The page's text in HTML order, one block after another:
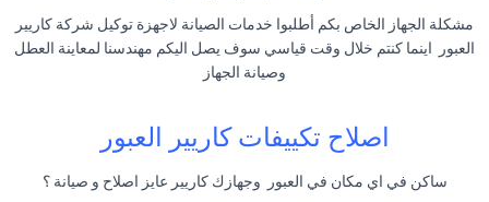
مشكلة الجهاز الخاص بكم أطلبوا خدمات الصيانة لاجهزة توكيل شركة كاريير
العبور اينما كنتم خلال وقت قياسي سوف يصل اليكم مهندسنا لمعاينة العطل
وصيانة الجهاز
اصلاح تكييفات كاريير العبور
ساكن في اي مكان في العبور وجهازك كاريير عايز اصلاح و صيانة ؟